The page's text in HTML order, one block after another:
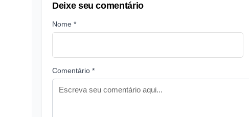
Deixe seu comentário
Nome *
Comentário *